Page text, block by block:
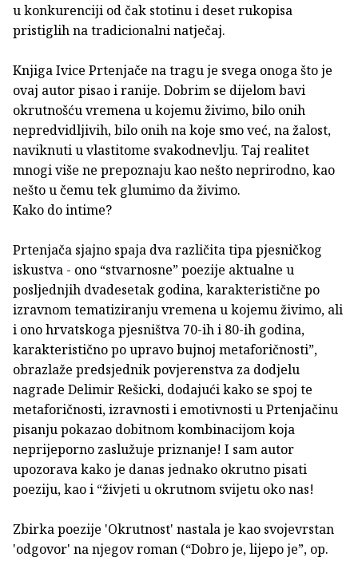
u konkurenciji od čak stotinu i deset rukopisa
pristiglih na tradicionalni natječaj.
Knjiga Ivice Prtenjače na tragu je svega onoga što je
ovaj autor pisao i ranije. Dobrim se dijelom bavi
okrutnošću vremena u kojemu živimo, bilo onih
nepredvidljivih, bilo onih na koje smo već, na žalost,
naviknuti u vlastitome svakodnevlju. Taj realitet
mnogi više ne prepoznaju kao nešto neprirodno, kao
nešto u čemu tek glumimo da živimo.
Kako do intime?
Prtenjača sjajno spaja dva različita tipa pjesničkog
iskustva - ono “stvarnosne” poezije aktualne u
posljednjih dvadesetak godina, karakteristične po
izravnom tematiziranju vremena u kojemu živimo, ali
i ono hrvatskoga pjesništva 70-ih i 80-ih godina,
karakteristično po upravo bujnoj metaforičnosti”,
obrazlaže predsjednik povjerenstva za dodjelu
nagrade Delimir Rešicki, dodajući kako se spoj te
metaforičnosti, izravnosti i emotivnosti u Prtenjačinu
pisanju pokazao dobitnom kombinacijom koja
neprijeporno zaslužuje priznanje! I sam autor
upozorava kako je danas jednako okrutno pisati
poeziju, kao i “živjeti u okrutnom svijetu oko nas!
Zbirka poezije 'Okrutnost' nastala je kao svojevrstan
'odgovor' na njegov roman (“Dobro je, lijepo je”, op.